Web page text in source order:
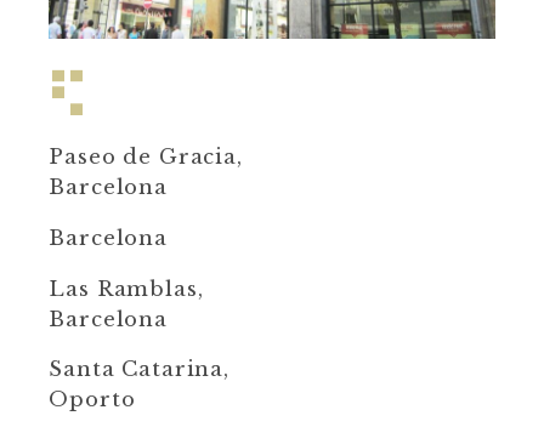
Paseo de Gracia,
Barcelona
Barcelona
Las Ramblas,
Barcelona
Santa Catarina,
Oporto